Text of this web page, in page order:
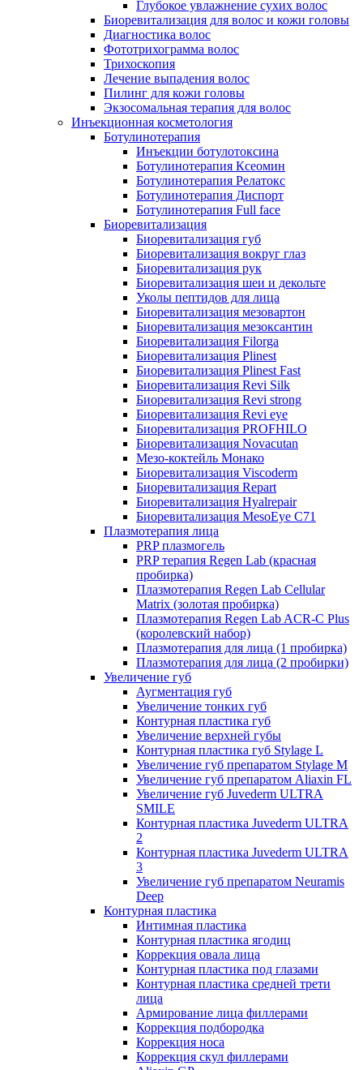
Глубокое увлажнение сухих волос
Биоревитализация для волос и кожи головы
Диагностика волос
Фототрихограмма волос
Трихоскопия
Лечение выпадения волос
Пилинг для кожи головы
Экзосомальная терапия для волос
Инъекционная косметология
Ботулинотерапия
Инъекции ботулотоксина
Ботулинотерапия Ксеомин
Ботулинотерапия Релатокс
Ботулинотерапия Диспорт
Ботулинотерапия Full face
Биоревитализация
Биоревитализация губ
Биоревитализация вокруг глаз
Биоревитализация рук
Биоревитализация шеи и декольте
Уколы пептидов для лица
Биоревитализация мезовартон
Биоревитализация мезоксантин
Биоревитализация Filorga
Биоревитализация Plinest
Биоревитализация Plinest Fast
Биоревитализация Revi Silk
Биоревитализация Revi strong
Биоревитализация Revi eye
Биоревитализация PROFHILO
Биоревитализация Novacutan
Мезо-коктейль Монако
Биоревитализация Viscoderm
Биоревитализация Repart
Биоревитализация Hyalrepair
Биоревитализация MesoEye C71
Плазмотерапия лица
PRP плазмогель
PRP терапия Regen Lab (красная
пробирка)
Плазмотерапия Regen Lab Cellular
Matrix (золотая пробирка)
Плазмотерапия Regen Lab ACR-C Plus
(королевский набор)
Плазмотерапия для лица (1 пробирка)
Плазмотерапия для лица (2 пробирки)
Увеличение губ
Аугментация губ
Увеличение тонких губ
Контурная пластика губ
Увеличение верхней губы
Контурная пластика губ Stylage L
Увеличение губ препаратом Stylage M
Увеличение губ препаратом Aliaxin FL
Увеличение губ Juvederm ULTRA
SMILE
Контурная пластика Juvederm ULTRA
2
Контурная пластика Juvederm ULTRA
3
Увеличение губ препаратом Neuramis
Deep
Контурная пластика
Интимная пластика
Контурная пластика ягодиц
Коррекция овала лица
Контурная пластика под глазами
Контурная пластика средней трети
лица
Армирование лица филлерами
Коррекция подбородка
Коррекция носа
Коррекция скул филлерами